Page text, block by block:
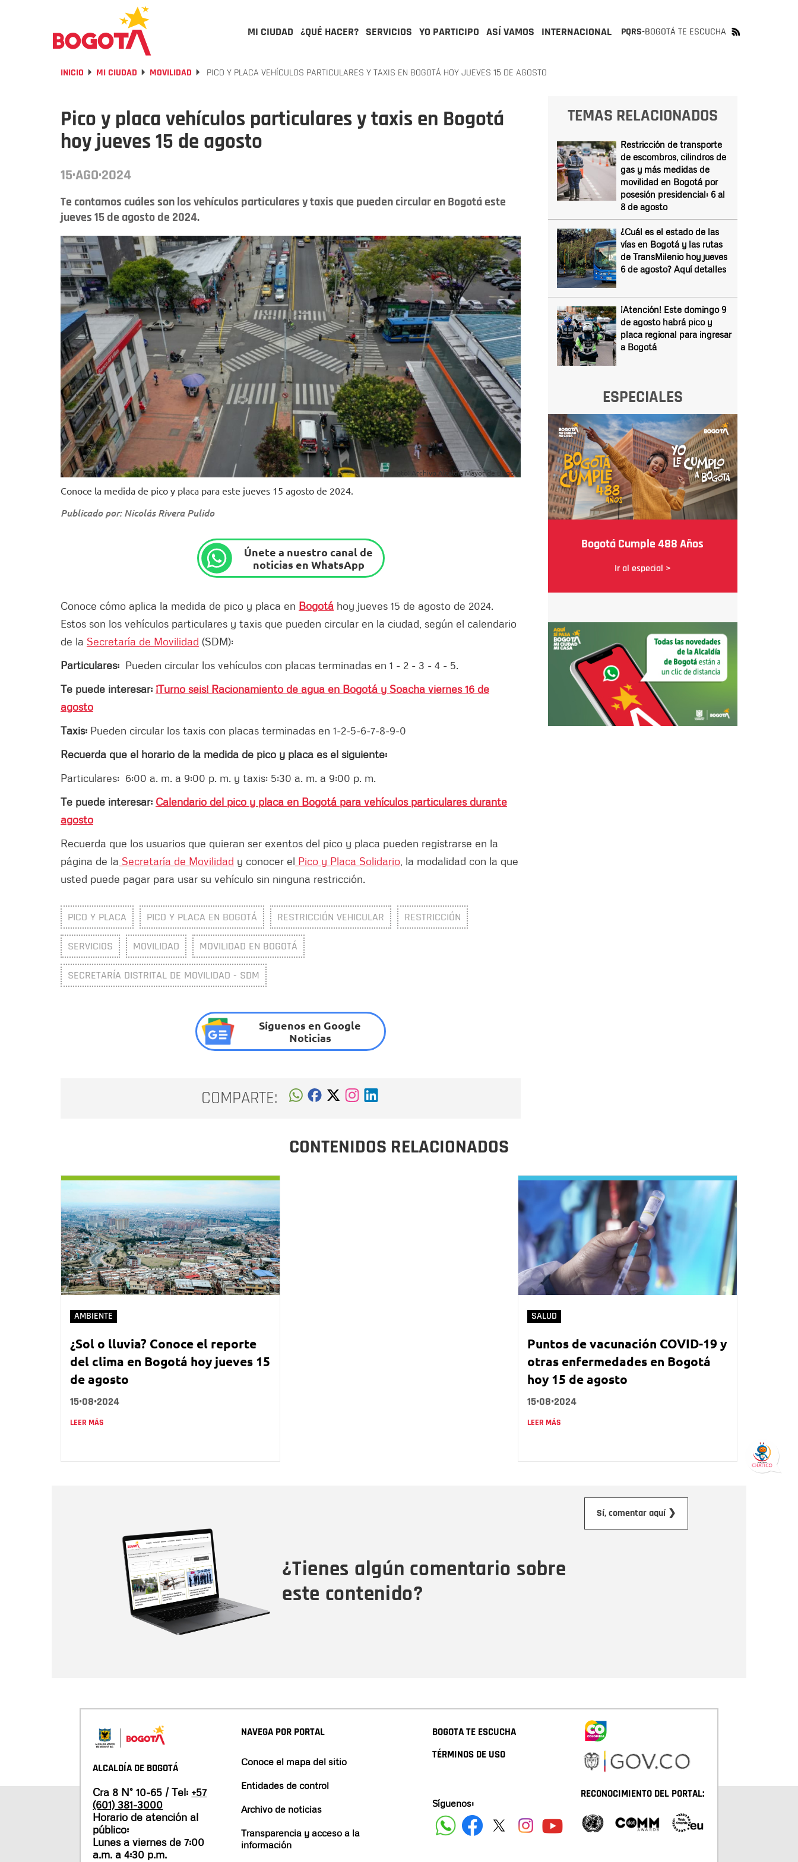
MI CIUDAD ¿QUÉ HACER? SERVICIOS YO PARTICIPO ASÍ VAMOS INTERNACIONAL PQRS-BOGOTÁ TE ESCUCHA
INICIO MI CIUDAD MOVILIDAD PICO Y PLACA VEHÍCULOS PARTICULARES Y TAXIS EN BOGOTÁ HOY JUEVES 15 DE AGOSTO
Pico y placa vehículos particulares y taxis en Bogotá
hoy jueves 15 de agosto
15·AGO·2024
Te contamos cuáles son los vehículos particulares y taxis que pueden circular en Bogotá este
jueves 15 de agosto de 2024.
Foto: Archivo Alcaldía Mayor de Bogotá
Conoce la medida de pico y placa para este jueves 15 agosto de 2024.
Publicado por: Nicolás Rivera Pulido
Únete a nuestro canal de
noticias en WhatsApp
Conoce cómo aplica la medida de pico y placa en Bogotá hoy jueves 15 de agosto de 2024.
Estos son los vehículos particulares y taxis que pueden circular en la ciudad, según el calendario
de la Secretaría de Movilidad (SDM):
Particulares: Pueden circular los vehículos con placas terminadas en 1 - 2 - 3 - 4 - 5.
Te puede interesar: ¡Turno seis! Racionamiento de agua en Bogotá y Soacha viernes 16 de
agosto
Taxis: Pueden circular los taxis con placas terminadas en 1-2-5-6-7-8-9-0
Recuerda que el horario de la medida de pico y placa es el siguiente:
Particulares: 6:00 a. m. a 9:00 p. m. y taxis: 5:30 a. m. a 9:00 p. m.
Te puede interesar: Calendario del pico y placa en Bogotá para vehículos particulares durante
agosto
Recuerda que los usuarios que quieran ser exentos del pico y placa pueden registrarse en la
página de la Secretaría de Movilidad y conocer el Pico y Placa Solidario , la modalidad con la que
usted puede pagar para usar su vehículo sin ninguna restricción.
PICO Y PLACA PICO Y PLACA EN BOGOTÁ RESTRICCIÓN VEHICULAR RESTRICCIÓN
SERVICIOS MOVILIDAD MOVILIDAD EN BOGOTÁ
SECRETARÍA DISTRITAL DE MOVILIDAD - SDM
Síguenos en Google
Noticias
COMPARTE:
TEMAS RELACIONADOS
Restricción de transporte
de escombros, cilindros de
gas y más medidas de
movilidad en Bogotá por
posesión presidencial: 6 al
8 de agosto
¿Cuál es el estado de las
vías en Bogotá y las rutas
de TransMilenio hoy jueves
6 de agosto? Aquí detalles
¡Atención! Este domingo 9
de agosto habrá pico y
placa regional para ingresar
a Bogotá
ESPECIALES
Bogotá Cumple 488 Años
Ir al especial >
CONTENIDOS RELACIONADOS
AMBIENTE
¿Sol o lluvia? Conoce el reporte
del clima en Bogotá hoy jueves 15
de agosto
15•08•2024
LEER MÁS
SALUD
Puntos de vacunación COVID-19 y
otras enfermedades en Bogotá
hoy 15 de agosto
15•08•2024
LEER MÁS
¿Tienes algún comentario sobre
este contenido?
Sí, comentar aquí ❯
ALCALDÍA DE BOGOTÁ
Cra 8 N° 10-65 / Tel: +57
(601) 381-3000
Horario de atención al
público:
Lunes a viernes de 7:00
a.m. a 4:30 p.m.
NAVEGA POR PORTAL
Conoce el mapa del sitio
Entidades de control
Archivo de noticias
Transparencia y acceso a la
información
BOGOTA TE ESCUCHA
TÉRMINOS DE USO
Síguenos:
RECONOCIMIENTO DEL PORTAL: